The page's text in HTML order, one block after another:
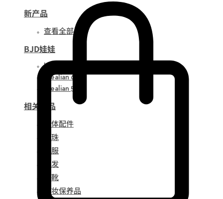
新产品
查看全部
BJD娃娃
Idealian 75
Idealian 68
Idealian 51
相关产品
娃体配件
眼珠
衣服
假发
鞋靴
化妆保养品